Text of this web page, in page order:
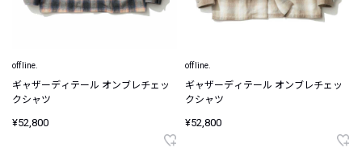
offline.
ギャザーディテール オンブレチェッ
クシャツ
¥52,800
offline.
ギャザーディテール オンブレチェッ
クシャツ
¥52,800